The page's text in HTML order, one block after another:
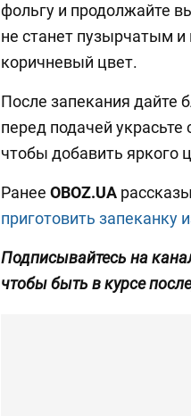
фольгу и продолжайте
не станет пузырчатым и
коричневый цвет.
После запекания дайте
перед подачей
чтобы добавить яркого
Ранее OBOZ.UA
приготовить запеканку
Подписывайтесь на
чтобы быть в курсе